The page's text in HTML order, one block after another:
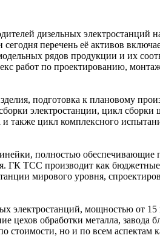
дизельных электростанций
перечень её активов
рядов продукции и их
работ по проектированию,
подготовка к плановому
электростанции, цикл
также цикл комплексного
полностью обеспечивающие
ГК ТСС производит как
мирового уровня,
электростанций, мощностью от
цехов обработки металла, завода
стоимости, но и по всем аспектам